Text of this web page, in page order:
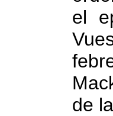
el
de